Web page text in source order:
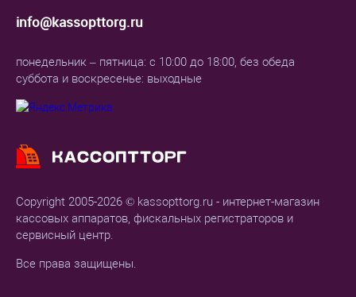
Copyright 2005-2026 © kassopttorg.ru - интернет-магазин
кассовых аппаратов, фискальных регистраторов и
сервисный центр.
Все права защищены.
info@kassopttorg.ru
понедельник – пятница: с 10:00 до 18:00, без обеда
суббота и воскресенье: выходные